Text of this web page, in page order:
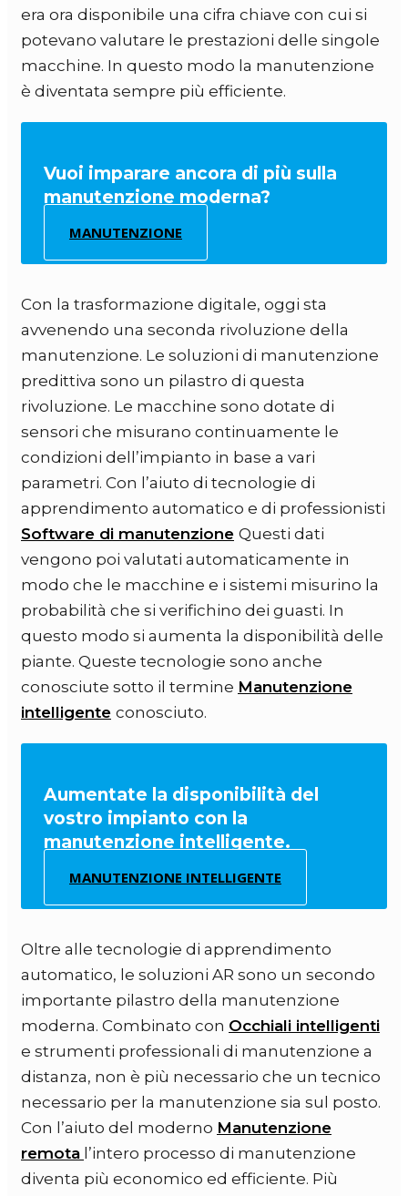
era ora disponibile una cifra chiave con cui si
potevano valutare le prestazioni delle singole
macchine. In questo modo la manutenzione
è diventata sempre più efficiente.
Vuoi imparare ancora di più sulla
manutenzione moderna?
MANUTENZIONE
Con la trasformazione digitale, oggi sta
avvenendo una seconda rivoluzione della
manutenzione. Le soluzioni di manutenzione
predittiva sono un pilastro di questa
rivoluzione. Le macchine sono dotate di
sensori che misurano continuamente le
condizioni dell’impianto in base a vari
parametri. Con l’aiuto di tecnologie di
apprendimento automatico e di professionisti
Software di manutenzione Questi dati
vengono poi valutati automaticamente in
modo che le macchine e i sistemi misurino la
probabilità che si verifichino dei guasti. In
questo modo si aumenta la disponibilità delle
piante. Queste tecnologie sono anche
conosciute sotto il termine Manutenzione
intelligente conosciuto.
Aumentate la disponibilità del
vostro impianto con la
manutenzione intelligente.
MANUTENZIONE INTELLIGENTE
Oltre alle tecnologie di apprendimento
automatico, le soluzioni AR sono un secondo
importante pilastro della manutenzione
moderna. Combinato con Occhiali intelligenti
e strumenti professionali di manutenzione a
distanza, non è più necessario che un tecnico
necessario per la manutenzione sia sul posto.
Con l’aiuto del moderno Manutenzione
remota l’intero processo di manutenzione
diventa più economico ed efficiente. Più